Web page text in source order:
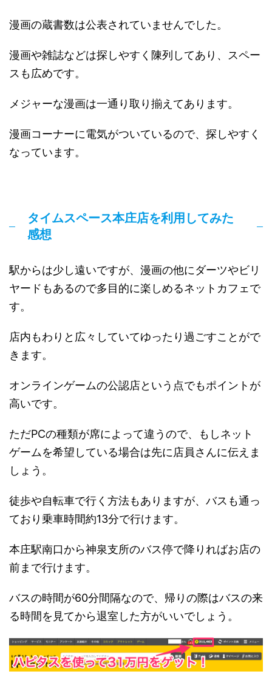
漫画の蔵書数は公表されていませんでした。
漫画や雑誌などは探しやすく陳列してあり、スペー
スも広めです。
メジャーな漫画は一通り取り揃えてあります。
漫画コーナーに電気がついているので、探しやすく
なっています。
タイムスペース本庄店を利用してみた
感想
駅からは少し遠いですが、漫画の他にダーツやビリ
ヤードもあるので多目的に楽しめるネットカフェで
す。
店内もわりと広々していてゆったり過ごすことがで
きます。
オンラインゲームの公認店という点でもポイントが
高いです。
ただPCの種類が席によって違うので、もしネット
ゲームを希望している場合は先に店員さんに伝えま
しょう。
徒歩や自転車で行く方法もありますが、バスも通っ
ており乗車時間約13分で行けます。
本庄駅南口から神泉支所のバス停で降りればお店の
前まで行けます。
バスの時間が60分間隔なので、帰りの際はバスの来
る時間を見てから退室した方がいいでしょう。